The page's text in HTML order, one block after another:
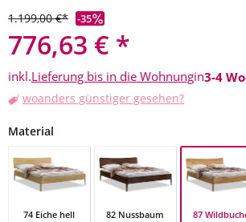
776,63 € *
1.199,00 €* -35
inkl.Lieferung bis in die Wohnungin3-4
woanders günstiger gesehen?
Material
74 Eiche hell 82 Nussbaum 87